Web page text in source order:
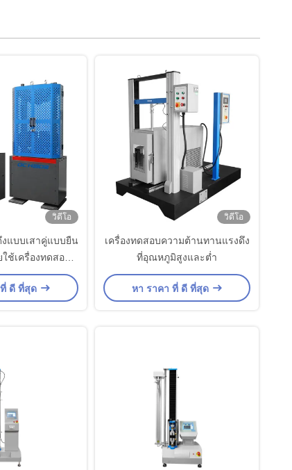
วิดีโอ
แบบเสาคู่แบบยืน
ช้เครื่องทดสอบ
ระสงค์
ดี ที่สุด
วิดีโอ
เครื่องทดสอบความต้านทานแรงดึง
ที่อุณหภูมิสูงและต่ำ
หา ราคา ที่ ดี ที่สุด